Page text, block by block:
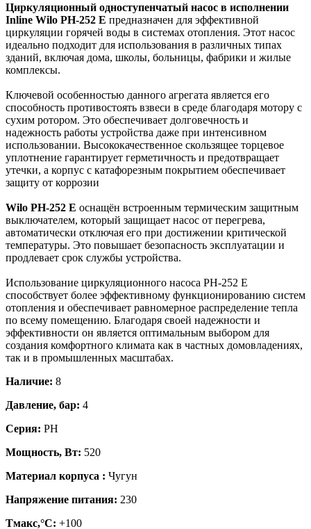
Циркуляционный одноступенчатый насос в исполнении
Inline Wilo PH-252 E предназначен для эффективной
циркуляции горячей воды в системах отопления. Этот насос
идеально подходит для использования в различных типах
зданий, включая дома, школы, больницы, фабрики и жилые
комплексы.
Ключевой особенностью данного агрегата является его
способность противостоять взвеси в среде благодаря мотору с
сухим ротором. Это обеспечивает долговечность и
надежность работы устройства даже при интенсивном
использовании. Высококачественное скользящее торцевое
уплотнение гарантирует герметичность и предотвращает
утечки, а корпус с катафорезным покрытием обеспечивает
защиту от коррозии
Wilo PH-252 E оснащён встроенным термическим защитным
выключателем, который защищает насос от перегрева,
автоматически отключая его при достижении критической
температуры. Это повышает безопасность эксплуатации и
продлевает срок службы устройства.
Использование циркуляционного насоса PH-252 E
способствует более эффективному функционированию систем
отопления и обеспечивает равномерное распределение тепла
по всему помещению. Благодаря своей надежности и
эффективности он является оптимальным выбором для
создания комфортного климата как в частных домовладениях,
так и в промышленных масштабах.
Наличие: 8
Давление, бар: 4
Серия: PH
Мощность, Вт: 520
Материал корпуса : Чугун
Напряжение питания: 230
Тмакс,°C: +100